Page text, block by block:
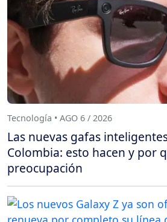
Tecnología • AGO 6 / 2026
Las nuevas gafas
Colombia: esto hacen y por
preocupación